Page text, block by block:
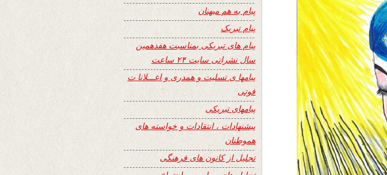
پیام به هم میهنان
پیام تبریک
پیام های تبریکی بمناسبت هفدهمین
سال نشراتی سایت ۲۴ ساعت
پیامها ی تسلیت و همدری و اعـــلانا ت
فوتی
پیامهای تبریکی
پیشنهادات ، انتقادات و خواسته های
هموطنان
تجلیل از کانون های فرهنگی